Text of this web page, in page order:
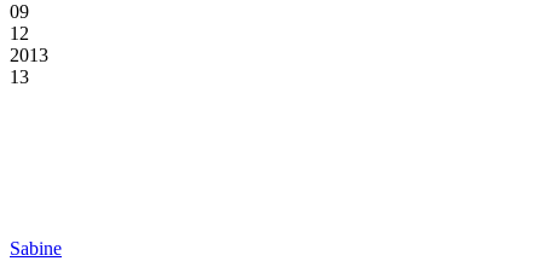
09
12
2013
13
Sabine